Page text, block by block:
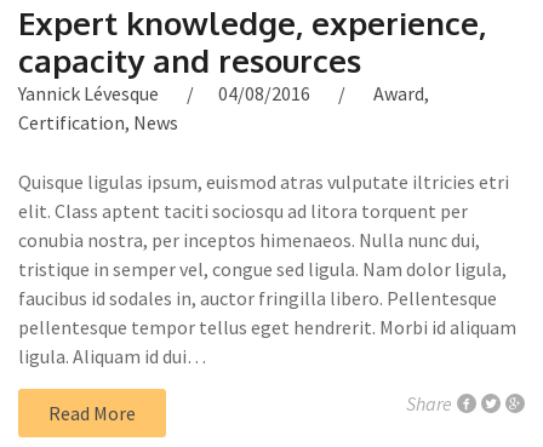
Expert knowledge, experience,
capacity and resources
Yannick Lévesque 04/08/2016 Award,
Certification, News
Quisque ligulas ipsum, euismod atras vulputate iltricies etri
elit. Class aptent taciti sociosqu ad litora torquent per
conubia nostra, per inceptos himenaeos. Nulla nunc dui,
tristique in semper vel, congue sed ligula. Nam dolor ligula,
faucibus id sodales in, auctor fringilla libero. Pellentesque
pellentesque tempor tellus eget hendrerit. Morbi id aliquam
ligula. Aliquam id dui…
Read More Share